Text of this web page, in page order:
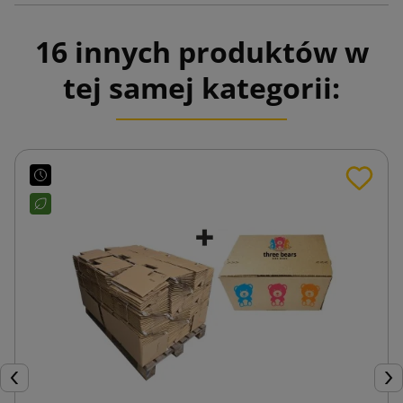
16 innych produktów w
tej samej kategorii:
Poprzedni